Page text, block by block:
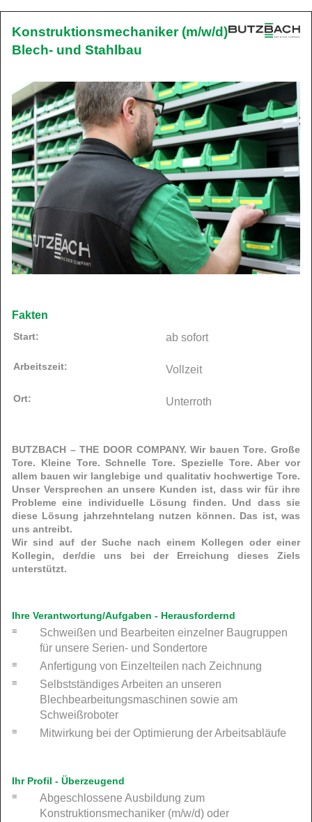
Konstruktionsmechaniker (m/w/d)
Blech- und Stahlbau
Fakten
Start: ab sofort
Arbeitszeit: Vollzeit
Ort: Unterroth
BUTZBACH – THE DOOR COMPANY. Wir bauen Tore. Große
Tore. Kleine Tore. Schnelle Tore. Spezielle Tore. Aber vor
allem bauen wir langlebige und qualitativ hochwertige Tore.
Unser Versprechen an unsere Kunden ist, dass wir für ihre
Probleme eine individuelle Lösung finden. Und dass sie
diese Lösung jahrzehntelang nutzen können. Das ist, was
uns antreibt.
Wir sind auf der Suche nach einem Kollegen oder einer
Kollegin, der/die uns bei der Erreichung dieses Ziels
unterstützt.
Ihre Verantwortung/Aufgaben - Herausfordernd
Schweißen und Bearbeiten einzelner Baugruppen
für unsere Serien- und Sondertore
Anfertigung von Einzelteilen nach Zeichnung
Selbstständiges Arbeiten an unseren
Blechbearbeitungsmaschinen sowie am
Schweißroboter
Mitwirkung bei der Optimierung der Arbeitsabläufe
Ihr Profil - Überzeugend
Abgeschlossene Ausbildung zum
Konstruktionsmechaniker (m/w/d) oder